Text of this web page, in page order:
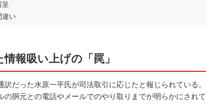
呈
違い
報吸い上げの「罠」
だった水原一平氏が司法取引に応じたと報じられている。
胴元との電話やメールでのやり取りまでが明らかにされて